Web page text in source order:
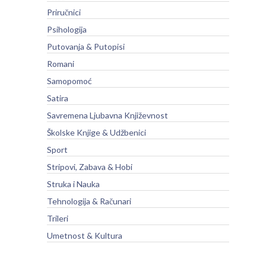
Priručnici
Psihologija
Putovanja & Putopisi
Romani
Samopomoć
Satira
Savremena Ljubavna Književnost
Školske Knjige & Udžbenici
Sport
Stripovi, Zabava & Hobi
Struka i Nauka
Tehnologija & Računari
Trileri
Umetnost & Kultura